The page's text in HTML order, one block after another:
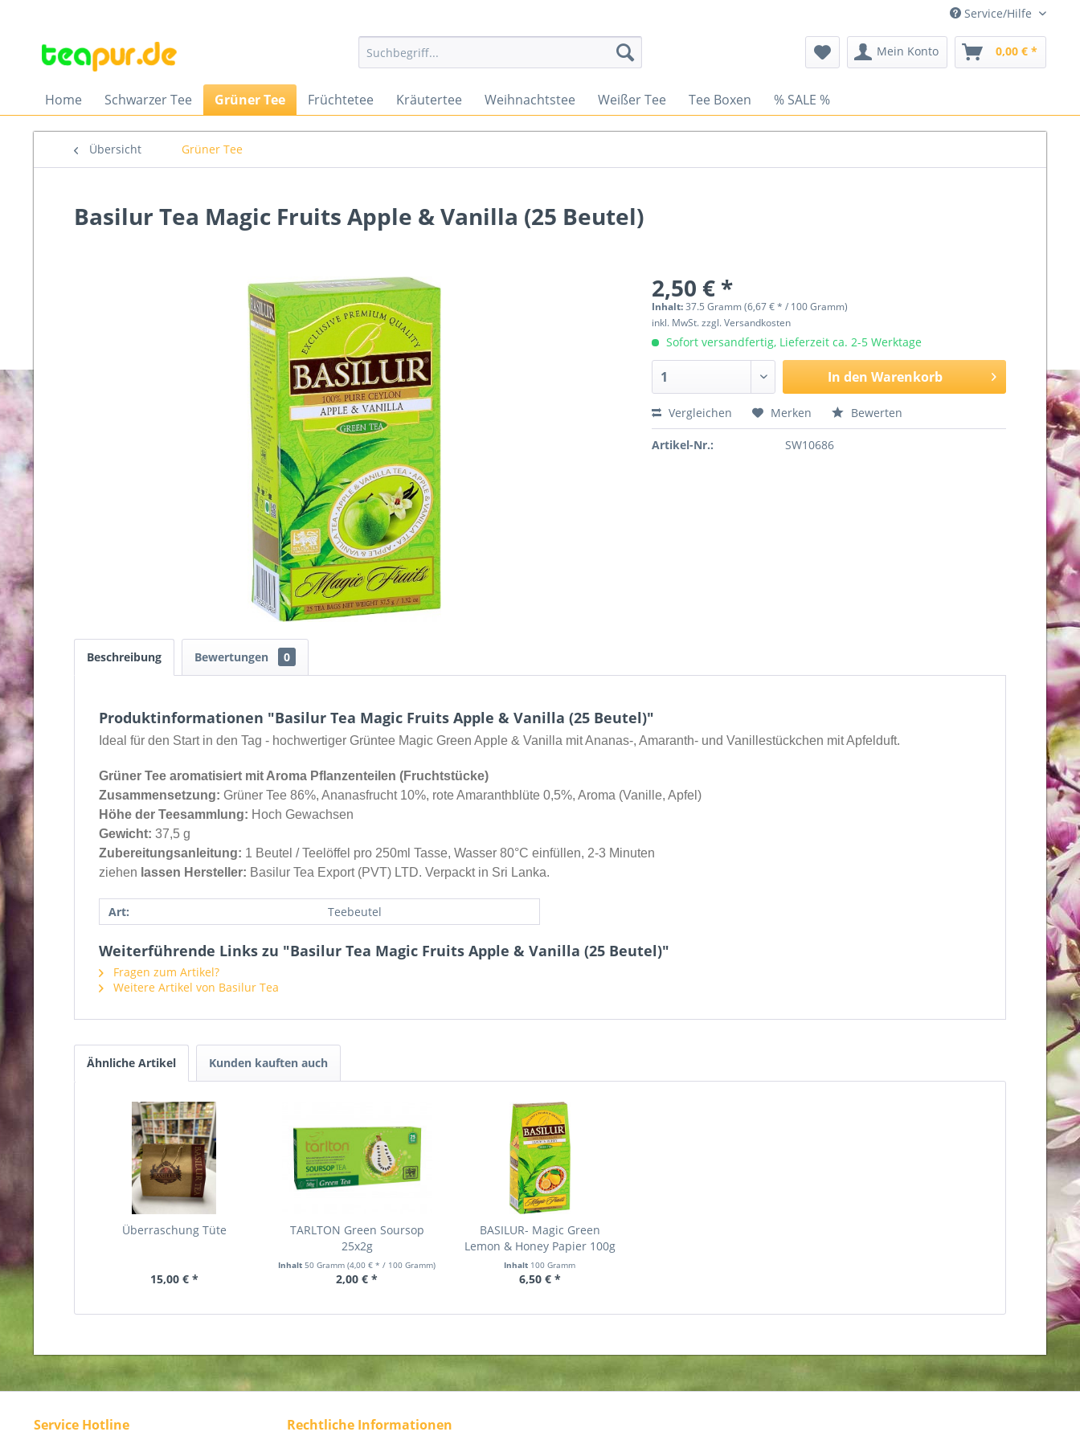
Service/Hilfe
Mein Konto 0,00 € *
Home Schwarzer Tee Grüner Tee Früchtetee Kräutertee Weihnachtstee Weißer Tee Tee Boxen % SALE %
Übersicht Grüner Tee
Basilur Tea Magic Fruits Apple & Vanilla (25 Beutel)
2,50 € *
Inhalt:37.5 Gramm (6,67 € * / 100 Gramm)
inkl. MwSt.zzgl. Versandkosten
Sofort versandfertig, Lieferzeit ca. 2-5 Werktage
In den Warenkorb
Vergleichen Merken Bewerten
Artikel-Nr.: SW10686
Beschreibung Bewertungen 0
Produktinformationen "Basilur Tea Magic Fruits Apple & Vanilla (25 Beutel)"
Ideal für den Start in den Tag - hochwertiger Grüntee Magic Green Apple & Vanilla mit Ananas-, Amaranth- und Vanillestückchen mit Apfelduft.
Grüner Tee aromatisiert mit Aroma Pflanzenteilen (Fruchtstücke)
Zusammensetzung: Grüner Tee 86%, Ananasfrucht 10%, rote Amaranthblüte 0,5%, Aroma (Vanille, Apfel)
Höhe der Teesammlung: Hoch Gewachsen
Gewicht: 37,5 g
Zubereitungsanleitung: 1 Beutel / Teelöffel pro 250ml Tasse, Wasser 80°C einfüllen, 2-3 Minuten
ziehen lassen Hersteller: Basilur Tea Export (PVT) LTD. Verpackt in Sri Lanka.
Art: Teebeutel
Weiterführende Links zu "Basilur Tea Magic Fruits Apple & Vanilla (25 Beutel)"
Fragen zum Artikel?
Weitere Artikel von Basilur Tea
Ähnliche Artikel Kunden kauften auch
Überraschung Tüte
15,00 € *
TARLTON Green Soursop
25x2g
Inhalt50 Gramm(4,00 € * / 100 Gramm)
2,00 € *
BASILUR- Magic Green
Lemon & Honey Papier 100g
Inhalt 100 Gramm
6,50 € *
Service Hotline Rechtliche Informationen